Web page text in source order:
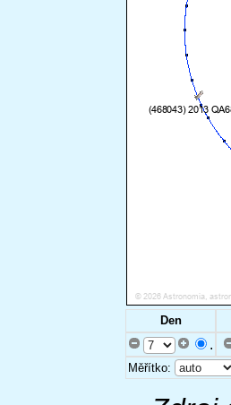
Den
.
Měřítko: